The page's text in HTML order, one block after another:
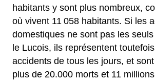
habitants y sont plus nombreux,
où vivent 11 058 habitants. Si les
domestiques ne sont pas les
le Lucois, ils représentent
accidents de tous les jours, et sont
plus de 20.000 morts et 11